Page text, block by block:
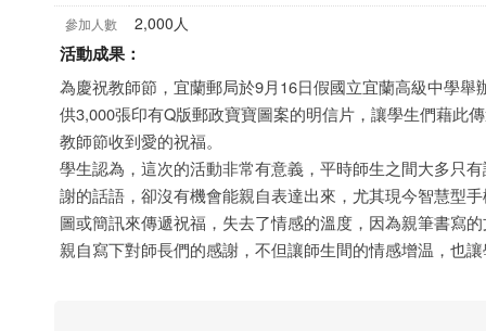
參加人數 2,000人
活動成果：
為慶祝教師節，宜蘭郵局於9月16日假國立宜蘭高級中學
供3,000張印有Q版郵政寶寶圖案的明信片，讓學生們藉此
教師節收到愛的祝福。
學生認為，這次的活動非常有意義，平時師生之間大多只
謝的話語，卻沒有機會能親自表達出來，尤其現今智慧型
圖或簡訊來傳遞祝福，失去了情感的溫度，因為親筆書寫
親自寫下對師長們的感謝，不但讓師生間的情感增温，也